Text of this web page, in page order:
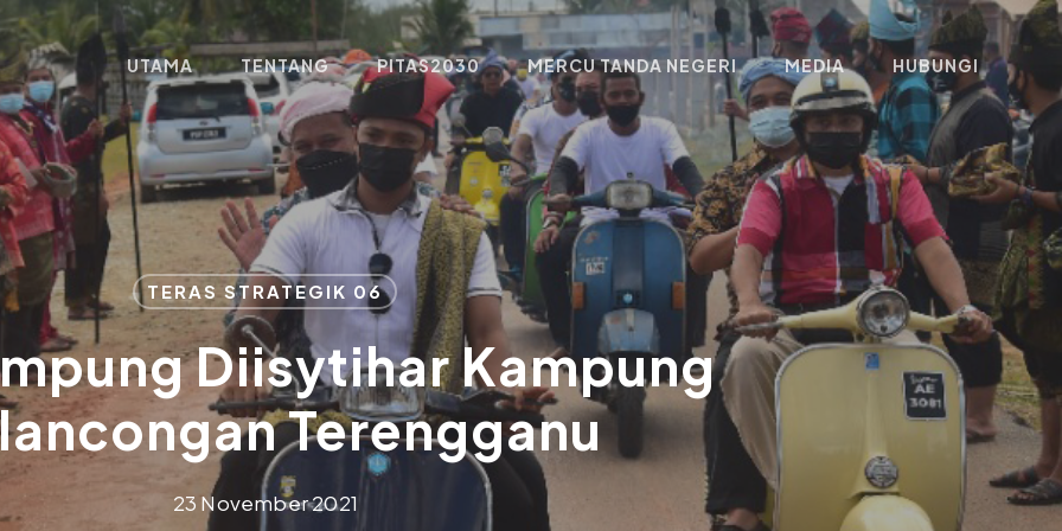
UTAMA TENTANG PITAS2030 MERCU TANDA NEGERI MEDIA HUBUNGI
TERAS STRATEGIK 06
Diisytihar Kampung
Terengganu
23 November 2021